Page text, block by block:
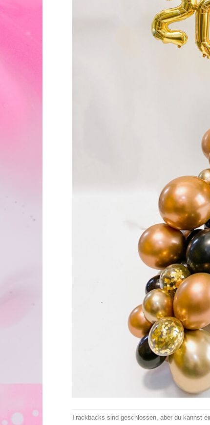
Trackbacks sind geschlossen, aber du kannst